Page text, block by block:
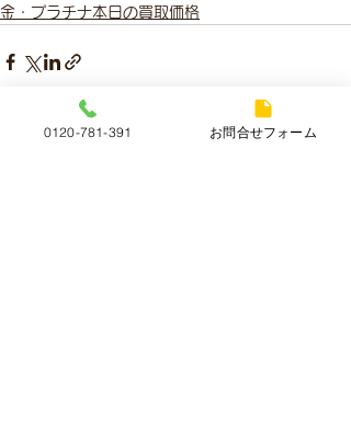
金・プラチナ本日の買取価格
最新記事 すべて表示
0120-781-391 お問合せフォーム